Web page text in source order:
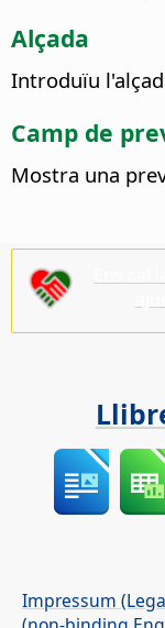
Alçada
Introduïu
Camp de
Mostra una
Impressum